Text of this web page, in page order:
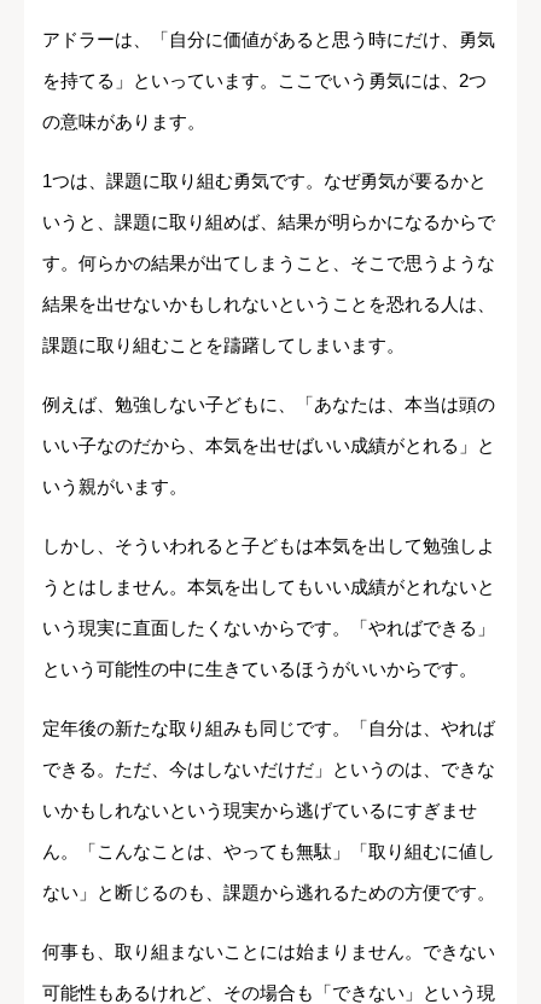
アドラーは、「自分に価値があると思う時にだけ、勇気
を持てる」といっています。ここでいう勇気には、2つ
の意味があります。
1つは、課題に取り組む勇気です。なぜ勇気が要るかと
いうと、課題に取り組めば、結果が明らかになるからで
す。何らかの結果が出てしまうこと、そこで思うような
結果を出せないかもしれないということを恐れる人は、
課題に取り組むことを躊躇してしまいます。
例えば、勉強しない子どもに、「あなたは、本当は頭の
いい子なのだから、本気を出せばいい成績がとれる」と
いう親がいます。
しかし、そういわれると子どもは本気を出して勉強しよ
うとはしません。本気を出してもいい成績がとれないと
いう現実に直面したくないからです。「やればできる」
という可能性の中に生きているほうがいいからです。
定年後の新たな取り組みも同じです。「自分は、やれば
できる。ただ、今はしないだけだ」というのは、できな
いかもしれないという現実から逃げているにすぎませ
ん。「こんなことは、やっても無駄」「取り組むに値し
ない」と断じるのも、課題から逃れるための方便です。
何事も、取り組まないことには始まりません。できない
可能性もあるけれど、その場合も「できない」という現